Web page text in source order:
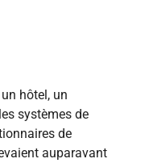
hôtel, un
systèmes de
de
auparavant